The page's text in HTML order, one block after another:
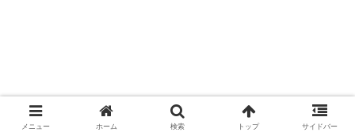
メニュー ホーム 検索 トップ サイドバー